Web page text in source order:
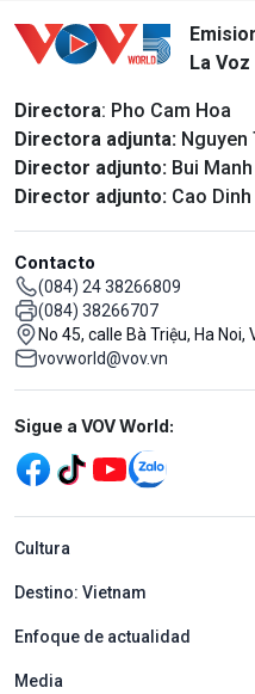
La
Directora: Pho Cam Hoa
Directora adjunta: Nguyen
Director adjunto: Bui
Director adjunto: Cao
Contacto
(084) 24 38266809
(084) 38266707
No 45, calle Bà Triệu, Ha Noi,
vovworld@vov.vn
Mạng xã hội
Sigue a VOV World:
menu footer tiếng
Cultura
Destino: Vietnam
Enfoque de actualidad
Media